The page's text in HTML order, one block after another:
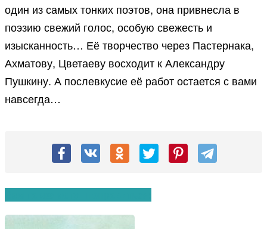
один из самых тонких поэтов, она привнесла в
поэзию свежий голос, особую свежесть и
изысканность… Её творчество через Пастернака,
Ахматову, Цветаеву восходит к Александру
Пушкину. А послевкусие её работ остается с вами
навсегда…